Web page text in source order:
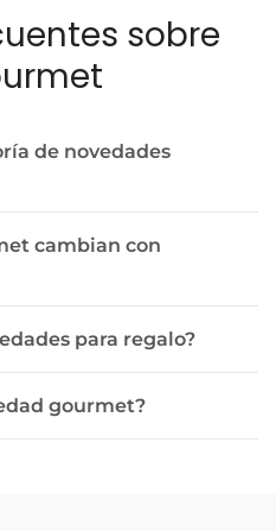
sobre
de novedades
cambian con
para regalo?
gourmet?